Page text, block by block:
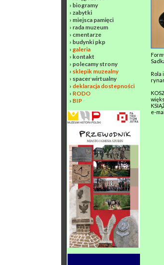
› biogramy
› zabytki
› miejsca pamięci
› rada muzeum
› cmentarze
› budynki pkp
› galeria
› kontakt
› polecamy strony
› sklepik muzealny
› spacer wirtualny
› deklaracja dostepności
› RODO
› BIP
Rola
e-